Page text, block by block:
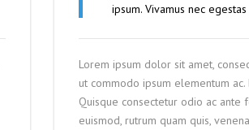
ipsum. Vivamus nec
Lorem ipsum dolor sit amet,
ut commodo ipsum elementum
Quisque consectetur odio ac ante
euismod, rutrum quam quis,